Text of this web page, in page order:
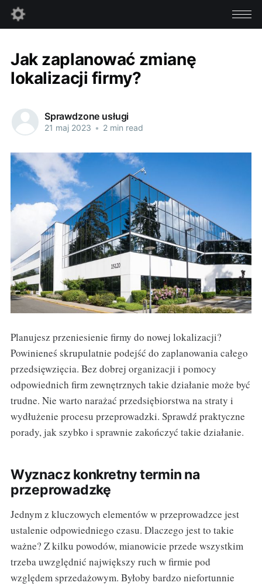
Jak zaplanować zmianę
lokalizacji firmy?
Sprawdzone usługi
21 maj 2023 • 2 min read
Planujesz przeniesienie firmy do nowej lokalizacji?
Powinieneś skrupulatnie podejść do zaplanowania całego
przedsięwzięcia. Bez dobrej organizacji i pomocy
odpowiednich firm zewnętrznych takie działanie może być
trudne. Nie warto narażać przedsiębiorstwa na straty i
wydłużenie procesu przeprowadzki. Sprawdź praktyczne
porady, jak szybko i sprawnie zakończyć takie działanie.
Wyznacz konkretny termin na
przeprowadzkę
Jednym z kluczowych elementów w przeprowadzce jest
ustalenie odpowiedniego czasu. Dlaczego jest to takie
ważne? Z kilku powodów, mianowicie przede wszystkim
trzeba uwzględnić największy ruch w firmie pod
względem sprzedażowym. Byłoby bardzo niefortunnie